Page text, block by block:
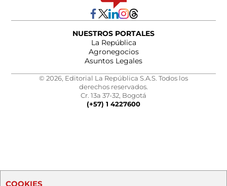
NUESTROS PORTALES
La República
Agronegocios
Asuntos Legales
© 2026, Editorial La República S.A.S. Todos los
derechos reservados.
Cr. 13a 37-32, Bogotá
(+57) 1 4227600
COOKIES